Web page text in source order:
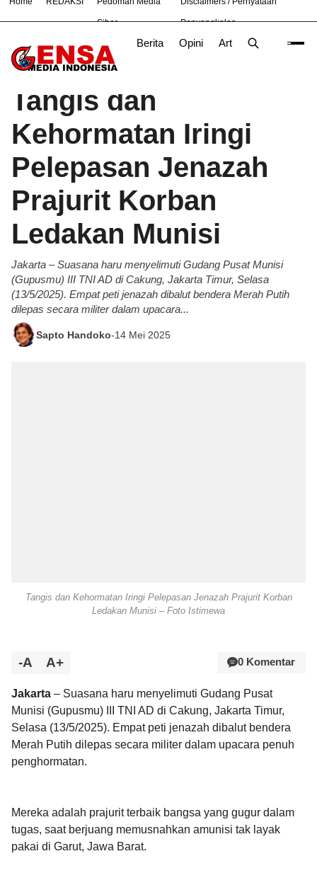
Siber Penyangkalan
Berita Opini Artikel
# Bandung Bekasi Hukum Nasional News TNI
Beranda/Berita
Tangis dan
Kehormatan Iringi
Pelepasan Jenazah
Prajurit Korban
Ledakan Munisi
Jakarta – Suasana haru menyelimuti Gudang Pusat Munisi
(Gupusmu) III TNI AD di Cakung, Jakarta Timur, Selasa
(13/5/2025). Empat peti jenazah dibalut bendera Merah Putih
dilepas secara militer dalam upacara...
Sapto Handoko-14 Mei 2025
Tangis dan Kehormatan Iringi Pelepasan Jenazah Prajurit Korban
Ledakan Munisi – Foto Istimewa
-A A+ 0 Komentar
Jakarta – Suasana haru menyelimuti Gudang Pusat
Munisi (Gupusmu) III TNI AD di Cakung, Jakarta Timur,
Selasa (13/5/2025). Empat peti jenazah dibalut bendera
Merah Putih dilepas secara militer dalam upacara penuh
penghormatan.
Mereka adalah prajurit terbaik bangsa yang gugur dalam
tugas, saat berjuang memusnahkan amunisi tak layak
pakai di Garut, Jawa Barat.